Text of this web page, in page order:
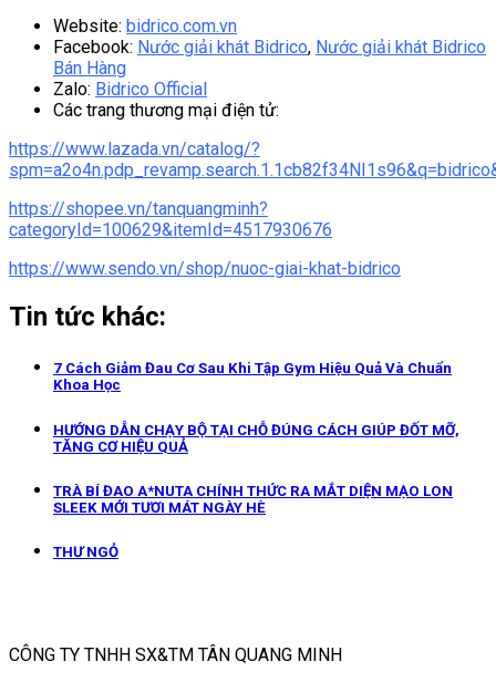
Website: bidrico.com.vn
Facebook: Nước giải khát Bidrico, Nước giải khát Bidrico
Bán Hàng
Zalo: Bidrico Official
Các trang thương mại điện tử:
https://www.lazada.vn/catalog/?
https://shopee.vn/tanquangminh?
categoryId=100629&itemId=4517930676
https://www.sendo.vn/shop/nuoc-giai-khat-bidrico
Tin tức khác:
7 Cách Giảm Đau Cơ Sau Khi Tập Gym Hiệu Quả Và Chuẩn
Khoa Học
HƯỚNG DẪN CHẠY BỘ TẠI CHỖ ĐÚNG CÁCH GIÚP ĐỐT MỠ,
TĂNG CƠ HIỆU QUẢ
TRÀ BÍ ĐAO A*NUTA CHÍNH THỨC RA MẮT DIỆN MẠO LON
SLEEK MỚI TƯƠI MÁT NGÀY HÈ
THƯ NGỎ
CÔNG TY TNHH SX&TM TÂN QUANG MINH